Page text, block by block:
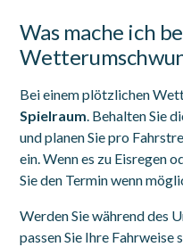
Was mache ich
Bei einem plötzlichen
Spielraum. Behalten Sie
und planen Sie pro
ein. Wenn es zu Eisregen
Sie den Termin wenn
Werden Sie während des
passen Sie Ihre Fahrweise